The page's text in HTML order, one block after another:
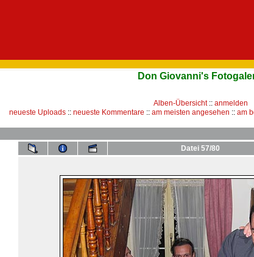
Don Giovanni's
Alben-Übersicht:: anmelden
neueste Uploads :: neueste Kommentare :: am meisten angesehen :: am
Datei 57/80